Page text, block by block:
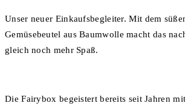
Unser neuer Einkaufsbegleiter. Mit dem
Gemüsebeutel aus Baumwolle macht das
gleich noch mehr Spaß.
Die Fairybox begeistert bereits seit Jahren